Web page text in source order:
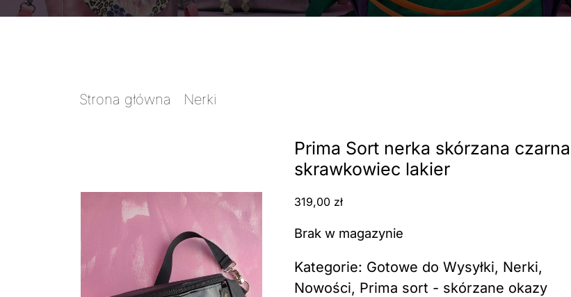
Strona główna Nerki
Prima Sort nerka skórzana czarna
skrawkowiec lakier
319,00 zł
Brak w magazynie
Kategorie: Gotowe do Wysyłki, Nerki,
Nowości, Prima sort - skórzane okazy